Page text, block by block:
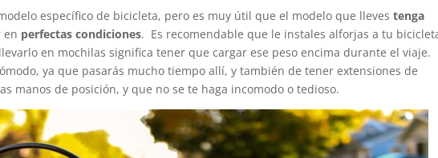
específico de bicicleta, pero es muy útil que el modelo que lleves tenga
en perfectas condiciones. Es recomendable que le instales alforjas a tu
en mochilas significa tener que cargar ese peso encima durante el viaje.
ya que pasarás mucho tiempo allí, y también de tener extensiones de
manos de posición, y que no se te haga incomodo o tedioso.